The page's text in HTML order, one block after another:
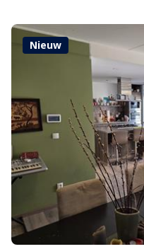
Nieuw